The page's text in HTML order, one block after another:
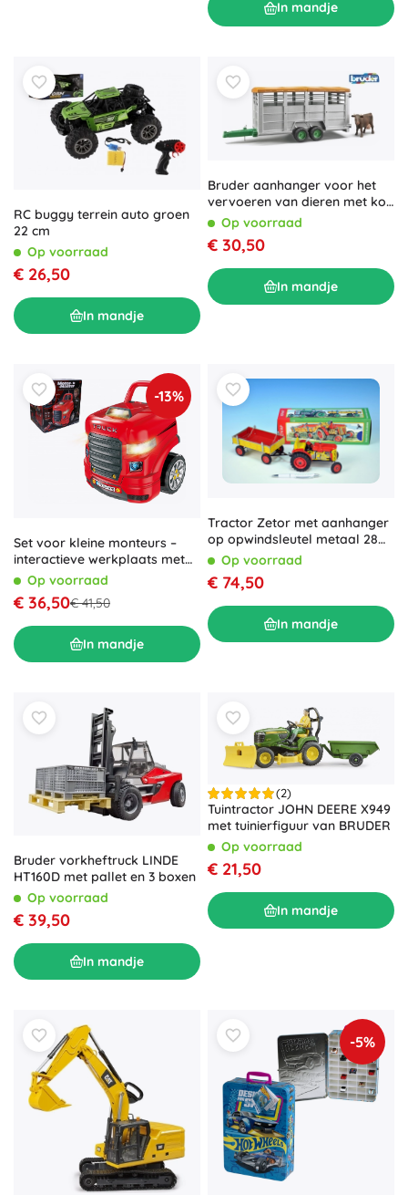
In mandje
RC buggy terrein auto groen
22 cm
Op voorraad
€ 26,50
In mandje
Bruder aanhanger voor het
vervoeren van dieren met koe
1:16Op voorraad
€ 30,50
In mandje
-13%
Set voor kleine monteurs –
interactieve werkplaats met
vrachtwagen en stuur
Op voorraad
€ 36,50€ 41,50
In mandje
Tractor Zetor met aanhanger
op opwindsleutel metaal 28
cm KOVAP – Rood
Op voorraad
€ 74,50
In mandje
Bruder vorkheftruck LINDE
HT160D met pallet en 3 boxen
Op voorraad
€ 39,50
In mandje
(2)
Tuintractor JOHN DEERE X949
met tuinierfiguur van BRUDER
Op voorraad
€ 21,50
In mandje
-5%